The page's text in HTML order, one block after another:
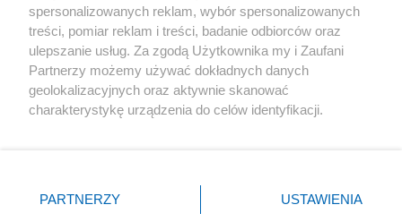
X Facebook Instagram Youtube
spersonalizowanych reklam, wybór spersonalizowanych
treści, pomiar reklam i treści, badanie odbiorców oraz
ulepszanie usług. Za zgodą Użytkownika my i Zaufani
Partnerzy możemy używać dokładnych danych
geolokalizacyjnych oraz aktywnie skanować
charakterystykę urządzenia do celów identyfikacji.
zmienić/wycofać klikając przycisk ustawień prywatności
znajdujący się w lewym dolnym rogu strony
PARTNERZY USTAWIENIA